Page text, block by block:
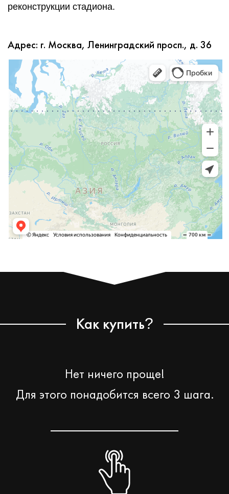
реконструкции стадиона.
Адрес: г. Москва, Ленинградский просп., д. 36
Как купить?
Нет ничего проще!
Для этого понадобится всего 3 шага.